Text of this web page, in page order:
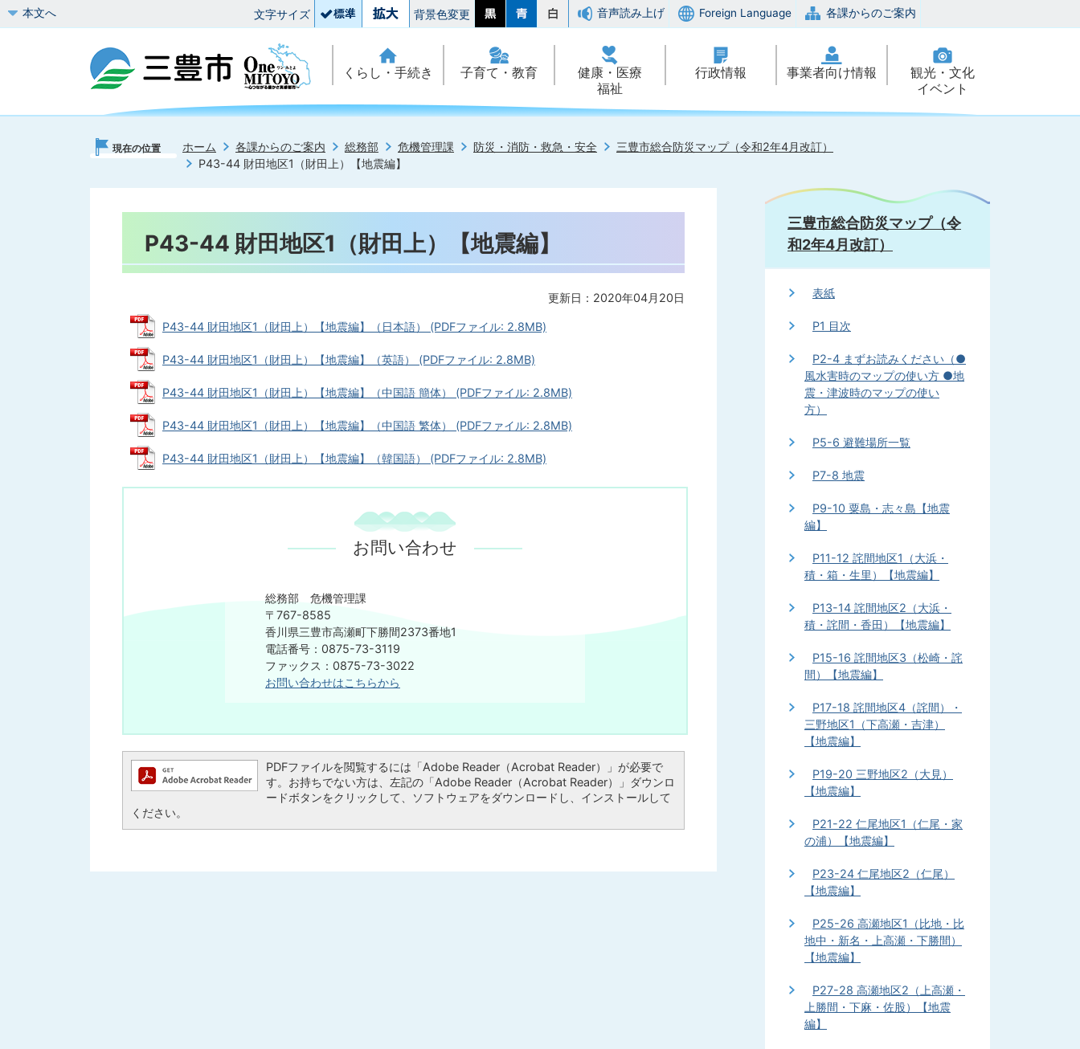
本文へ 文字サイズ 背景色変更 音声読み上げ Foreign Language 各課からのご案内
くらし・手続き 子育て・教育
健康・医療
福祉
行政情報 事業者向け情報
観光・文化
イベント
現在の位置 ホーム 各課からのご案内 総務部 危機管理課 防災・消防・救急・安全
三豊市総合防災マップ（令和2年4月改訂）
P43-44 財田地区1（財田上）【地震編】
P43-44 財田地区1（財田上）【地震編】
更新日：2020年04月20日
P43-44 財田地区1（財田上）【地震編】（日本語） (PDFファイル: 2.8MB)
P43-44 財田地区1（財田上）【地震編】（英語） (PDFファイル: 2.8MB)
P43-44 財田地区1（財田上）【地震編】（中国語 簡体） (PDFファイル: 2.8MB)
P43-44 財田地区1（財田上）【地震編】（中国語 繁体） (PDFファイル: 2.8MB)
P43-44 財田地区1（財田上）【地震編】（韓国語） (PDFファイル: 2.8MB)
お問い合わせ
総務部 危機管理課
〒767-8585
香川県三豊市高瀬町下勝間2373番地1
電話番号：0875-73-3119
ファックス：0875-73-3022
お問い合わせはこちらから
PDFファイルを閲覧するには「Adobe Reader（Acrobat Reader）」が必要で
す。お持ちでない方は、左記の「Adobe Reader（Acrobat Reader）」ダウンロ
ードボタンをクリックして、ソフトウェアをダウンロードし、インストールして
ください。
三豊市総合防災マップ（令
和2年4月改訂）
表紙
P1 目次
P2-4 まずお読みください（●
風水害時のマップの使い方 ●地
震・津波時のマップの使い
方）
P5-6 避難場所一覧
P7-8 地震
P9-10 粟島・志々島【地震
編】
P11-12 詫間地区1（大浜・
積・箱・生里）【地震編】
P13-14 詫間地区2（大浜・
積・詫間・香田）【地震編】
P15-16 詫間地区3（松崎・詫
間）【地震編】
P17-18 詫間地区4（詫間）・
三野地区1（下高瀬・吉津）
【地震編】
P19-20 三野地区2（大見）
【地震編】
P21-22 仁尾地区1（仁尾・家
の浦）【地震編】
P23-24 仁尾地区2（仁尾）
【地震編】
P25-26 高瀬地区1（比地・比
地中・新名・上高瀬・下勝間）
【地震編】
P27-28 高瀬地区2（上高瀬・
上勝間・下麻・佐股）【地震
編】